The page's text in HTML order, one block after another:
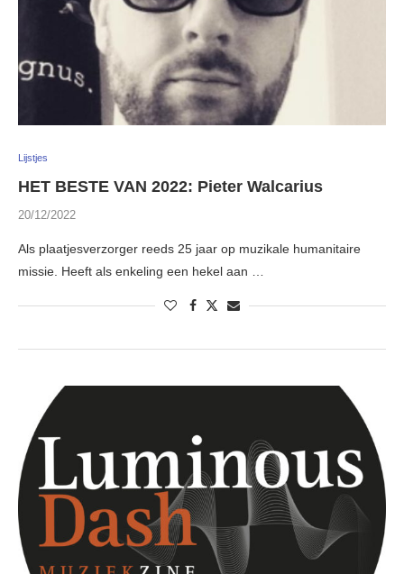
Lijstjes
HET BESTE VAN 2022: Pieter Walcarius
20/12/2022
Als plaatjesverzorger reeds 25 jaar op muzikale humanitaire
missie. Heeft als enkeling een hekel aan …